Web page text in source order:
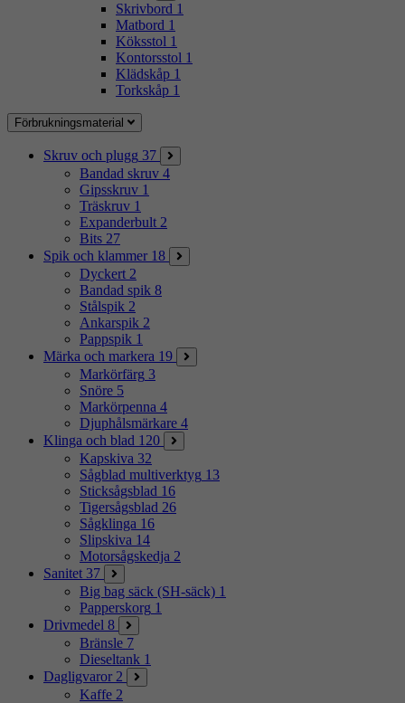
Skrivbord 1
Matbord 1
Köksstol 1
Kontorsstol 1
Klädskåp 1
Torkskåp 1
Förbrukningsmaterial
Skruv och plugg 37
Bandad skruv 4
Gipsskruv 1
Träskruv 1
Expanderbult 2
Bits 27
Spik och klammer 18
Dyckert 2
Bandad spik 8
Stålspik 2
Ankarspik 2
Pappspik 1
Märka och markera 19
Markörfärg 3
Snöre 5
Markörpenna 4
Djuphålsmärkare 4
Klinga och blad 120
Kapskiva 32
Sågblad multiverktyg 13
Sticksågsblad 16
Tigersågsblad 26
Sågklinga 16
Slipskiva 14
Motorsågskedja 2
Sanitet 37
Big bag säck (SH-säck) 1
Papperskorg 1
Drivmedel 8
Bränsle 7
Dieseltank 1
Dagligvaror 2
Kaffe 2